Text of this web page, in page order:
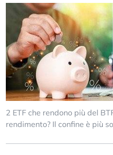
2 ETF che rendono più del
rendimento? Il confine è più